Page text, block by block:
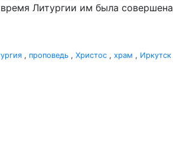
Литургии им была
, проповедь , Христос , храм , Иркутск